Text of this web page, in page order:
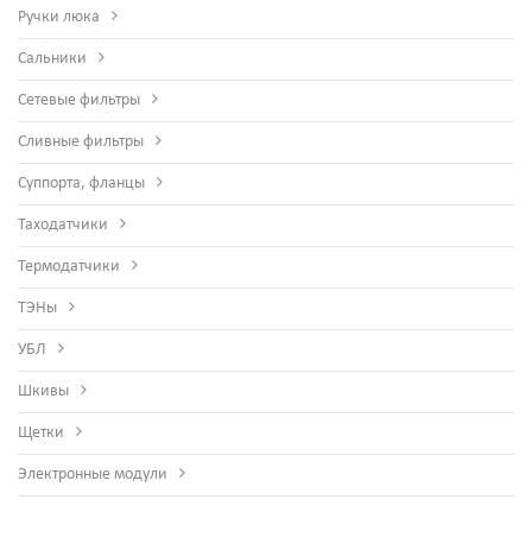
Ручки люка
Сальники
Сетевые фильтры
Сливные фильтры
Суппорта, фланцы
Таходатчики
Термодатчики
ТЭНы
УБЛ
Шкивы
Щетки
Электронные модули